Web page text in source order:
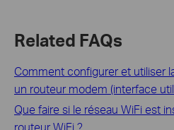
Related FAQs
Comment configurer et utiliser
un routeur modem (interface
Que faire si le réseau WiFi est
routeur WiFi ?